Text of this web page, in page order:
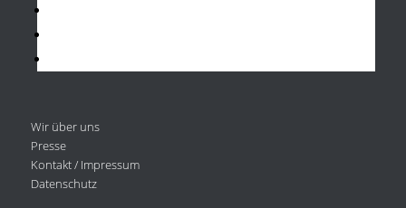
Wir über uns
Presse
Kontakt / Impressum
Datenschutz